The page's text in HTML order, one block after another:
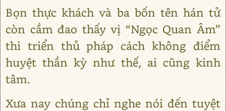
Bọn thực khách và ba bốn tên hán tử
còn cầm đao thấy vị “Ngọc Quan Âm”
thi triển thủ pháp cách không điểm
huyệt thần kỳ như thế, ai cũng kinh
tâm.
Xưa nay chúng chỉ nghe nói đến tuyệt